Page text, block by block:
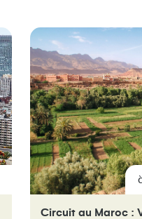
Circuit au Maroc :